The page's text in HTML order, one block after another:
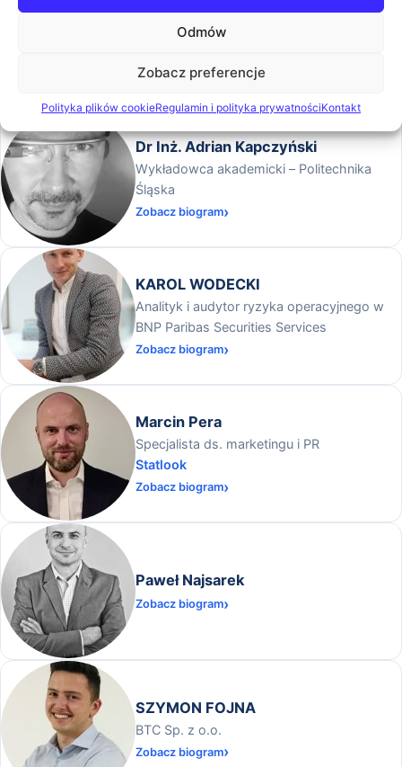
Odmów
Zobacz preferencje
Polityka plików cookieRegulamin i polityka prywatnościKontakt
Zakończenie konferencji
Dr Inż. Adrian Kapczyński
Wykładowca akademicki – Politechnika
Śląska
Zobacz biogram
KAROL WODECKI
Analityk i audytor ryzyka operacyjnego w
BNP Paribas Securities Services
Zobacz biogram
Marcin Pera
Specjalista ds. marketingu i PR
Statlook
Zobacz biogram
Paweł Najsarek
Zobacz biogram
SZYMON FOJNA
BTC Sp. z o.o.
Zobacz biogram